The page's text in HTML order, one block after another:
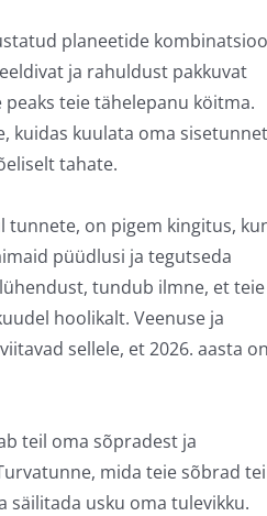
planeetide
ja rahuldust pakkuvat
teie tähelepanu köitma.
kuidas kuulata oma sisetunnet
tahate.
tunnete, on pigem kingitus,
püüdlusi ja tegutseda
tundub ilmne, et teie
hoolikalt. Veenuse ja
sellele, et 2026. aasta
teil oma sõpradest ja
mida teie sõbrad
säilitada usku oma tulevikku.